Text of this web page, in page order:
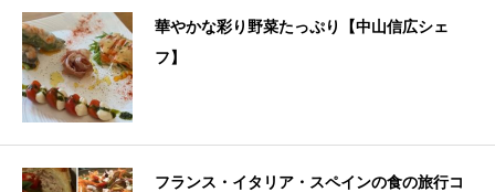
華やかな彩り野菜たっぷり【中山信広シェ
フ】
フランス・イタリア・スペインの食の旅行コ